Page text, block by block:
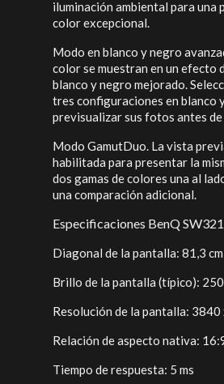
iluminación ambiental para una
color excepcional.
Modo en blanco y negro
color se muestran en un efecto
blanco y negro mejorado.
tres configuraciones en blanco
previsualizar sus fotos antes
Modo GamutDuo. La vista
habilitada para presentar la
dos gamas de colores una al
una comparación adicional.
Especificaciones BenQ
Diagonal de la pantalla: 81,3
Brillo de la pantalla (típico): 250
Resolución de la pantalla:
Relación de aspecto nativa:
Tiempo de respuesta: 5 ms